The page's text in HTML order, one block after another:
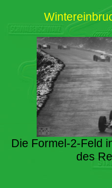
Die Formel-2-Feld
des